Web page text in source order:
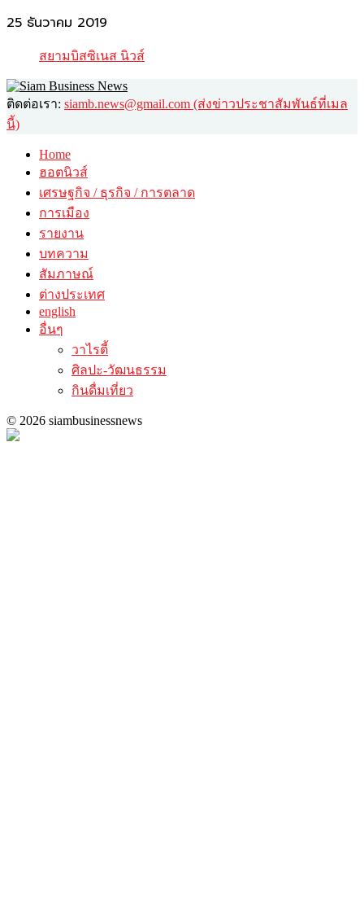
25 ธันวาคม 2019
สยามบิสซิเนส นิวส์
ติดต่อเรา: siamb.news@gmail.com (ส่งข่าวประชาสัมพันธ์ที่เมล
นี้)
Home
ฮอตนิวส์
เศรษฐกิจ / ธุรกิจ / การตลาด
การเมือง
รายงาน
บทความ
สัมภาษณ์
ต่างประเทศ
english
อื่นๆ
วาไรตี้
ศิลปะ-วัฒนธรรม
กินดื่มเที่ยว
© 2026 siambusinessnews